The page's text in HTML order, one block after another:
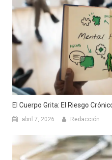
El Cuerpo Grita: El Riesgo
abril 7, 2026 Redacción